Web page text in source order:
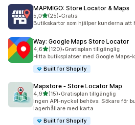
MAPMIGO: Store Locator & Maps
5,0av 5 stjärnor
(25)
25 recensioner totalt
•Gratis
Butikskartor som hjälper kunderna
Way: Google Maps Store Locator
4,6av 5 stjärnor
(120)
120 recensioner totalt
•Gratisplan tillgänglig
Hitta butiksplatser med Google
Built for Shopify
Mapstore ‑ Store Locator Map
4,9av 5 stjärnor
(15)
15 recensioner totalt
•Gratisplan tillgänglig
Ingen API-nyckel behövs. Sökare för
lagerhållare med karta
Built for Shopify